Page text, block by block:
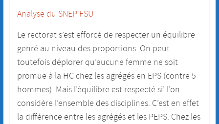
Analyse du SNEP FSU
Le rectorat s’est efforcé de respecter un équilibre
genré au niveau des proportions. On peut
toutefois déplorer qu’aucune femme ne soit
promue à la HC chez les agrégés en EPS (contre 5
hommes). Mais l’équilibre est respecté si’ l’on
considère l’ensemble des disciplines. C’est en effet
la différence entre les agrégés et les PEPS. Chez les